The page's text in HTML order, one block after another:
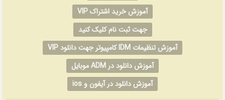
آموزش خرید اشتراک VIP
جهت ثبت نام کلیک کنید
آموزش تنظیمات IDM کامپیوتر جهت دانلود VIP
آموزش دانلود در ADM موبایل
آموزش دانلود در آیفون و ios